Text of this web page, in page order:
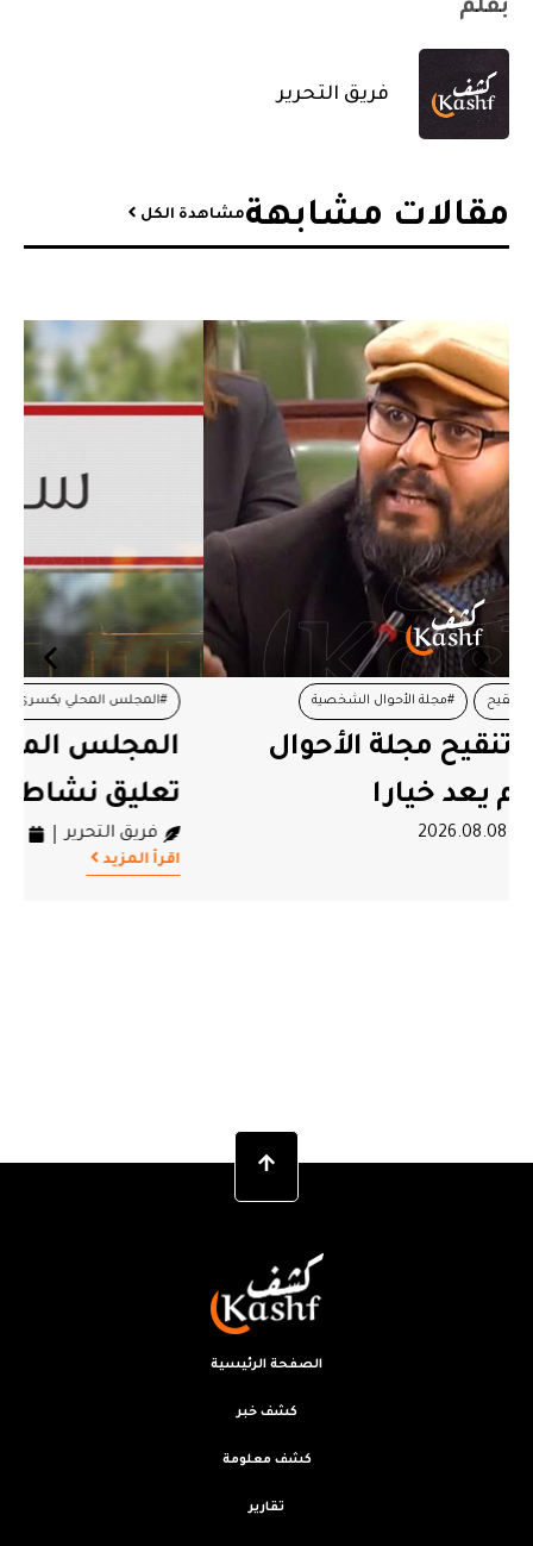
بقلم
فريق التحرير
مقالات مشابهة​مشاهدة الكل
#المجلس المحلي بكسرى
المجلس المحلي بكسرى يعلن
تعليق نشاطه
فريق التحرير
الصفحة الرئيسية
كشف خبر
كشف معلومة
تقارير